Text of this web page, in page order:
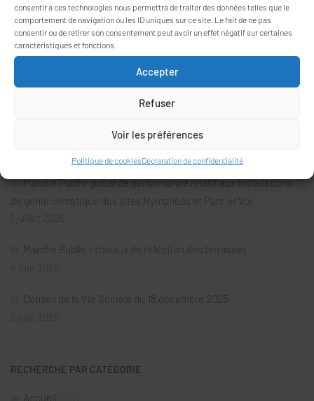
consentir à ces technologies nous permettra de traiter des données telles que le
comportement de navigation ou les ID uniques sur ce site. Le fait de ne pas
consentir ou de retirer son consentement peut avoir un effet négatif sur certaines
caractéristiques et fonctions.
Accepter
Refuser
Voir les préférences
Politique de cookiesDéclaration de confidentialité
ARTICLES RÉCENTS
Conseil de la Vie Sociale du 28 avril 2026
Marché Public global de performance relatif aux installations
de génie climatique des sites Nymphéas et Parc er Vor
Marché Public : travaux de réfection des terrasses
Conseil de la Vie Sociale du 18 décembre 2025
RECHERCHE PAR CATÉGORIE
Accueil